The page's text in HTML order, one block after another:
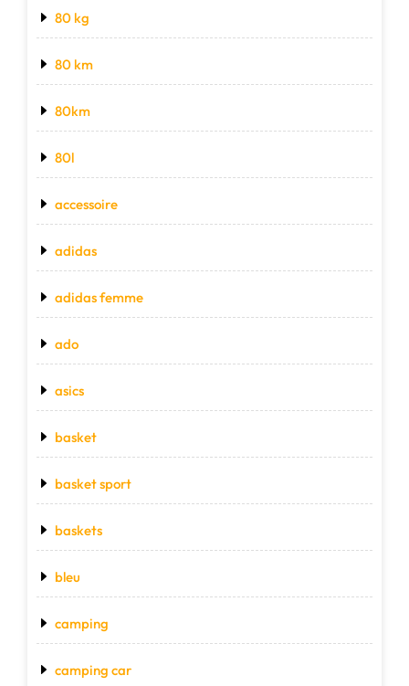
80 kg
80 km
80km
80l
accessoire
adidas
adidas femme
ado
asics
basket
basket sport
baskets
bleu
camping
camping car